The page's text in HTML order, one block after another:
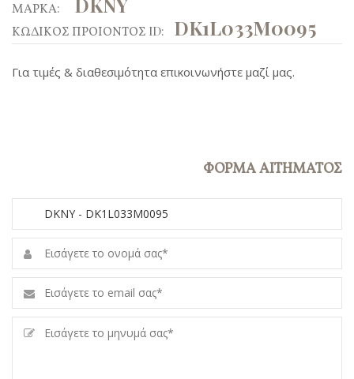
ΜΑΡΚΑ:
ΚΩΔΙΚΟΣ ΠΡΟΙΟΝΤΟΣ ID: DK1L033M0095
Για τιμές & διαθεσιμότητα επικοινωνήστε μαζί μας.
ΦΟΡΜΑ ΑΙΤΗΜΑΤΟΣ